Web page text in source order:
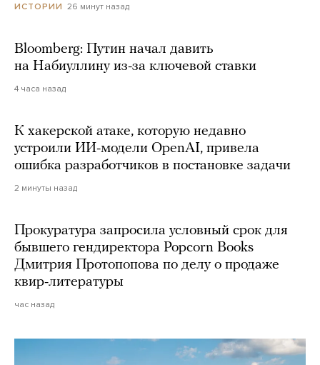
ИСТОРИИ 26 минут назад
Bloomberg: Путин начал давить
на Набиуллину из-за ключевой ставки
4 часа назад
К хакерской атаке, которую недавно
устроили ИИ-модели OpenAI, привела
ошибка разработчиков в постановке задачи
2 минуты назад
Прокуратура запросила условный срок для
бывшего гендиректора Popcorn Books
Дмитрия Протопопова по делу о продаже
квир-литературы
час назад